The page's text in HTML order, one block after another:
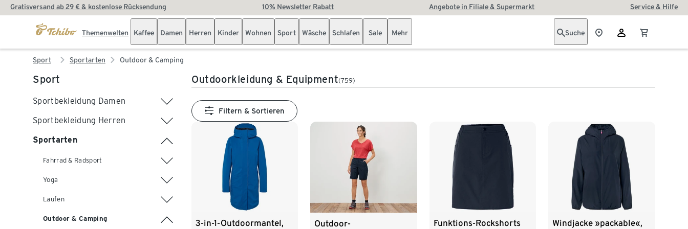
Gratisversand ab 29 € & kostenlose Rücksendung 10% Newsletter Rabatt Angebote in Filiale & Supermarkt Service & Hilfe
Themenwelten Kaffee Damen Herren Kinder Wohnen Sport Wäsche Schlafen Sale Mehr Suche
Sport Sportarten Outdoor & Camping
Sport
Sportbekleidung Damen
Sportbekleidung Herren
Sportarten
Fahrrad & Radsport
Yoga
Laufen
Outdoor & Camping
Outdoorkleidung & Equipment(759)
Filtern & Sortieren
3-in-1-Outdoormantel,
Outdoor-
Funktions-Rockshorts
Windjacke »packable«,